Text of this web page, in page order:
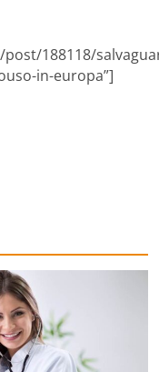
188118/
in-europa”]